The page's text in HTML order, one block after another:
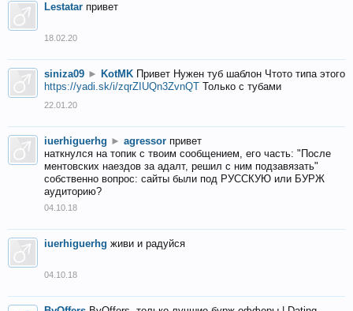
Lestatar привет
18.02.20
siniza09 ► KotMK Привет Нужен туб шаблон Чтото типа этого
https://yadi.sk/i/zqrZIUQn3ZvnQT Только с тубами
22.01.20
iuerhiguerhg ► agressor привет
наткнулся на топик с твоим сообщением, его часть: "После
ментовских наездов за адалт, решил с ним подзавязать"
собственно вопрос: сайты были под РУССКУЮ или БУРЖ
аудиторию?
04.10.18
iuerhiguerhg живи и радуйся
04.10.18